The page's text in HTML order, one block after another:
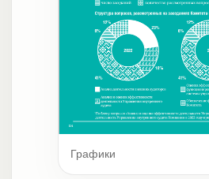
Графики